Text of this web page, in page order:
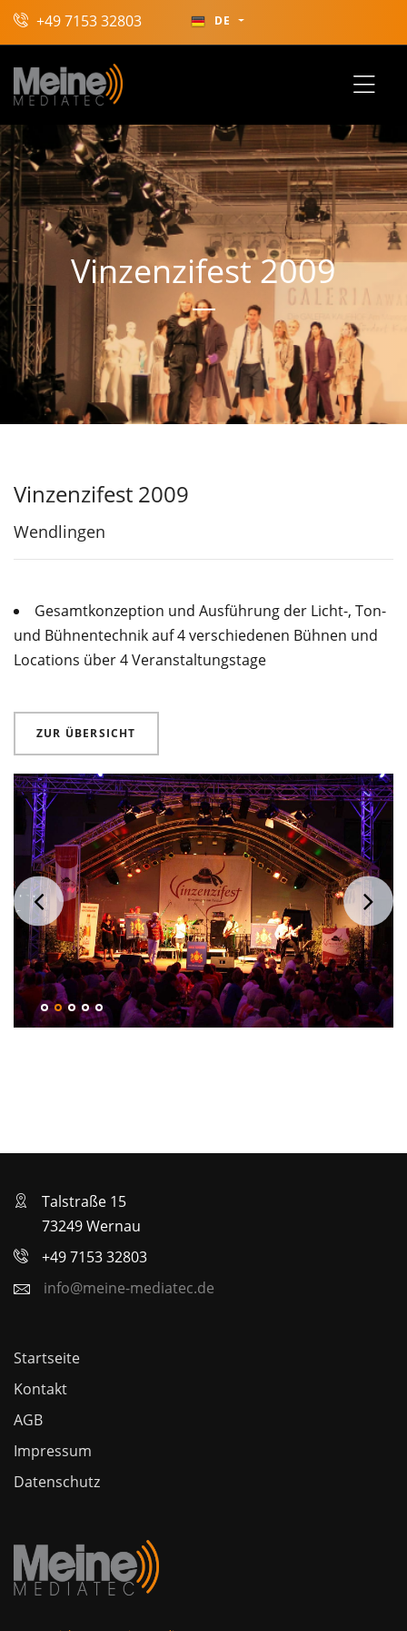
+49 7153 32803 DE
Vinzenzifest 2009
Vinzenzifest 2009
Wendlingen
Gesamtkonzeption und Ausführung der Licht-, Ton-
und Bühnentechnik auf 4 verschiedenen Bühnen und
Locations über 4 Veranstaltungstage
ZUR ÜBERSICHT
Talstraße 15
73249 Wernau
+49 7153 32803
info@meine-mediatec.de
Startseite
Kontakt
AGB
Impressum
Datenschutz